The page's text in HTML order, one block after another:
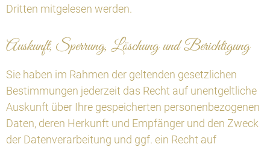
Dritten mitgelesen werden.
Auskunft, Sperrung, Löschung und Berichtigung
Sie haben im Rahmen der geltenden gesetzlichen
Bestimmungen jederzeit das Recht auf unentgeltliche
Auskunft über Ihre gespeicherten personenbezogenen
Daten, deren Herkunft und Empfänger und den Zweck
der Datenverarbeitung und ggf. ein Recht auf